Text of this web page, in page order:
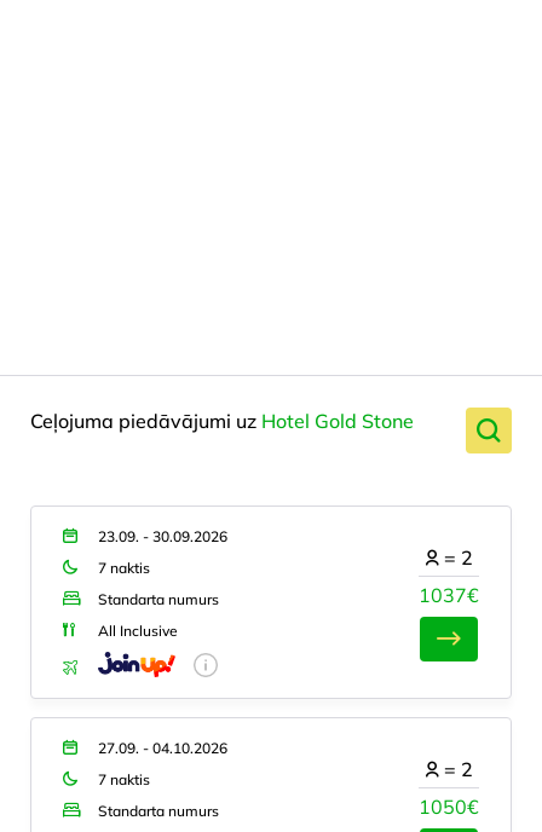
Ceļojuma piedāvājumi uz Hotel Gold Stone
23.09. - 30.09.2026
7 naktis
Standarta numurs
All Inclusive
1037€
= 2
27.09. - 04.10.2026
7 naktis
Standarta numurs
1050€
= 2